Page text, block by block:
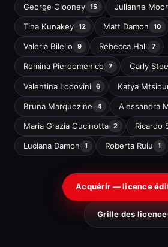
George Clooney 15 Julianne
Tina Kunakey 12 Matt Damon 10
Valeria Bilello 9 Rebecca Hall 7
Romina Pierdomenico 7 Carly
Valentina Lodovini 6 Katya
Bruna Marquezine 4 Alessandra
Maria Grazia Cucinotta 2 Ricardo
Luciana Damon 1 Roberta Ruiu 1
Acquérir — licence
Grille des